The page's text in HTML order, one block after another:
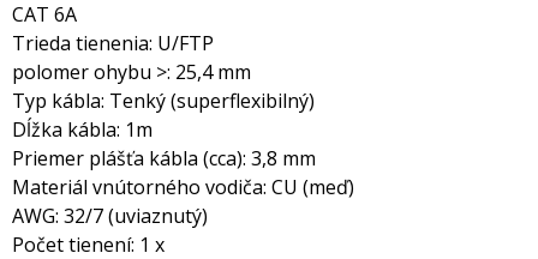
CAT 6A
Trieda tienenia: U/FTP
polomer ohybu >: 25,4 mm
Typ kábla: Tenký (superflexibilný)
Dĺžka kábla: 1m
Priemer plášťa kábla (cca): 3,8 mm
Materiál vnútorného vodiča: CU (meď)
AWG: 32/7 (uviaznutý)
Počet tienení: 1 x